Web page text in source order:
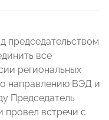
председательством
все
региональных
направлению ВЭД и
Председатель
провел встречи с